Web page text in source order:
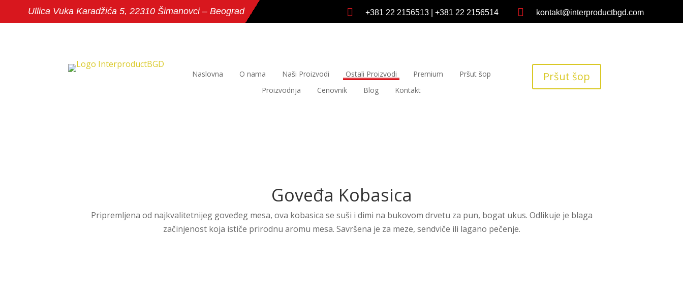
Ullica Vuka Karadžića 5, 22310 Šimanovci – Beograd  +381 22 2156513 +381 22 2156514  kontakt@interproductbgd.com
Naslovna O nama Naši Proizvodi Ostali Proizvodi Premium
Pršut šop
Proizvodnja
Cenovnik Blog Kontakt
Pršut šop
Goveđa Kobasica
Pripremljena od najkvalitetnijeg goveđeg mesa, ova kobasica se suši i dimi na bukovom drvetu za pun, bogat ukus. Odlikuje je blaga
začinjenost koja ističe prirodnu aromu mesa. Savršena je za meze, sendviče ili lagano pečenje.